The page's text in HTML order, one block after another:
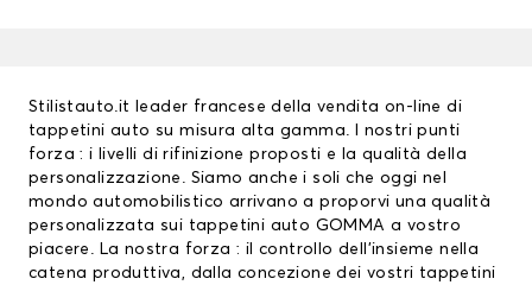
Stilistauto.it leader francese della vendita on-line di
tappetini auto su misura alta gamma. I nostri punti
forza : i livelli di rifinizione proposti e la qualità della
personalizzazione. Siamo anche i soli che oggi nel
mondo automobilistico arrivano a proporvi una qualità
personalizzata sui tappetini auto GOMMA a vostro
piacere. La nostra forza : il controllo dell’insieme nella
catena produttiva, dalla concezione dei vostri tappetini